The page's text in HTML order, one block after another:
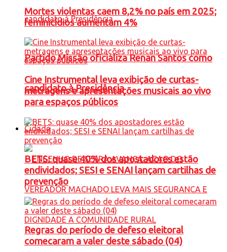
Partido Missão oficializa Renan Santos como
candidato à Presidência
Cidade
Mortes violentas caem 8,2% no país em 2025;
feminicídios aumentam 4%
Cine Instrumental leva exibição de curtas-
metragens e apresentações musicais ao vivo
para espaços públicos
BETS: quase 40% dos apostadores estão
endividados; SESI e SENAI lançam cartilhas de
prevenção
Regras do período de defeso eleitoral
comecaram a valer deste sábado (04)